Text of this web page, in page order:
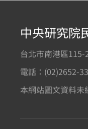
中央研究院
台北市南港區
電話：(02)2652-
本網站圖文資料未